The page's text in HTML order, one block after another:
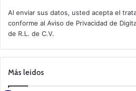
v
e
a
m
a
Al enviar sus datos, usted acepta el
conforme al Aviso de Privacidad de
de R.L. de C.V.
Más leidos